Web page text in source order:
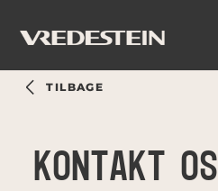
TILBAGE
KONTAKT OS